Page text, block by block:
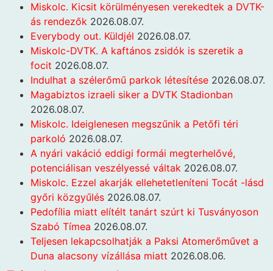
Miskolc. Kicsit körülményesen verekedtek a DVTK-
ás rendezők 2026.08.07.
Everybody out. Küldjél 2026.08.07.
Miskolc-DVTK. A kaftános zsidók is szeretik a
focit 2026.08.07.
Indulhat a szélerőmű parkok létesítése 2026.08.07.
Magabiztos izraeli siker a DVTK Stadionban
2026.08.07.
Miskolc. Ideiglenesen megszűnik a Petőfi téri
parkoló 2026.08.07.
A nyári vakáció eddigi formái megterhelővé,
potenciálisan veszélyessé váltak 2026.08.07.
Miskolc. Ezzel akarják ellehetetleníteni Tocát -lásd
győri közgyűlés 2026.08.07.
Pedofília miatt elítélt tanárt szúrt ki Tusványoson
Szabó Tímea 2026.08.07.
Teljesen lekapcsolhatják a Paksi Atomerőművet a
Duna alacsony vízállása miatt 2026.08.06.